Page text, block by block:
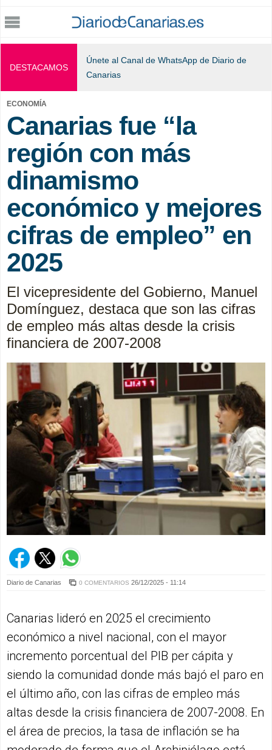
DESTACAMOS
Únete al Canal de WhatsApp de Diario de
Canarias
ECONOMÍA
Canarias fue “la
región con más
dinamismo
económico y mejores
cifras de empleo” en
2025
El vicepresidente del Gobierno, Manuel
Domínguez, destaca que son las cifras
de empleo más altas desde la crisis
financiera de 2007-2008
Diario de Canarias 0 COMENTARIOS 26/12/2025 - 11:14
Canarias lideró en 2025 el crecimiento
económico a nivel nacional, con el mayor
incremento porcentual del PIB per cápita y
siendo la comunidad donde más bajó el paro en
el último año, con las cifras de empleo más
altas desde la crisis financiera de 2007-2008. En
el área de precios, la tasa de inflación se ha